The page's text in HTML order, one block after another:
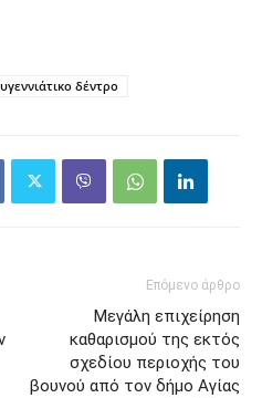
δέντρο
Επόμενο άρθρο
Μεγάλη επιχείρηση
καθαρισμού της εκτός
σχεδίου περιοχής του
βουνού από τον δήμο Αγίας